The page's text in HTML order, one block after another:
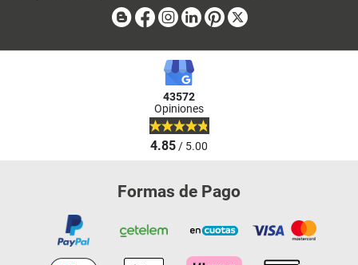
BlogFacebook
Instagram
LinkedinPinterest
43572
Opiniones
4.85/ 5.00
Formas de Pago